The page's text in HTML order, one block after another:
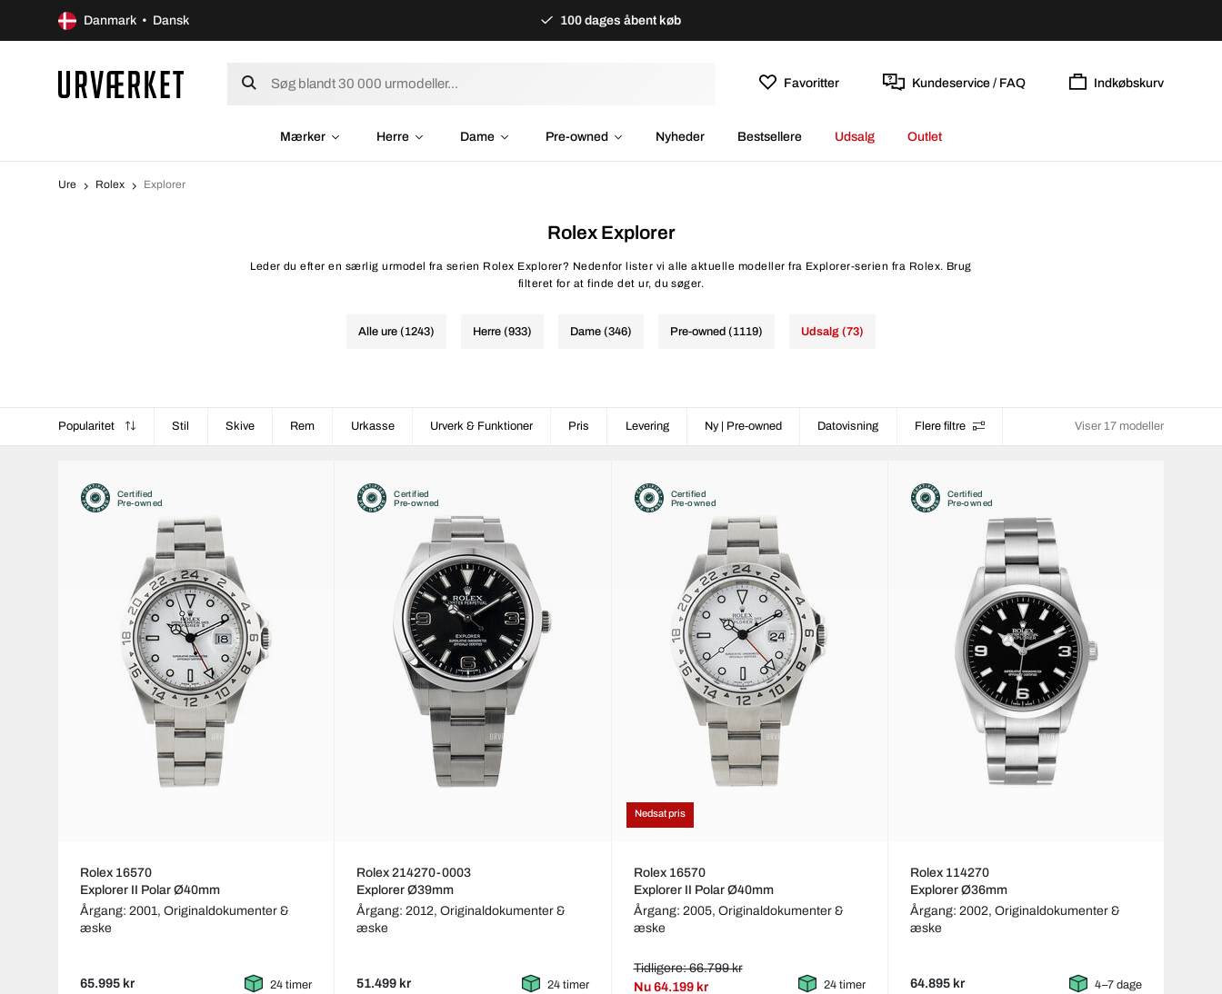
Danmark • Dansk 100 dages åbent køb
Favoritter Kundeservice / FAQ Indkøbskurv
Mærker Herre Dame Pre-owned Nyheder Bestsellere Udsalg Outlet
Ure Rolex Explorer
Rolex Explorer
Leder du efter en særlig urmodel fra serien Rolex Explorer? Nedenfor lister vi alle aktuelle modeller fra Explorer-serien fra Rolex. Brug
filteret for at finde det ur, du søger.
Alle ure (1243) Herre (933) Dame (346) Pre-owned (1119) Udsalg (73)
Popularitet Stil Skive Rem Urkasse Urverk & Funktioner Pris Levering Ny | Pre-owned Datovisning Flere filtre Viser 17 modeller
Certified
Pre-owned
Rolex 16570
Explorer II Polar Ø40mm
Årgang: 2001, Originaldokumenter &
æske
65.995 kr 24 timer
Certified
Pre-owned
Rolex 214270-0003
Explorer Ø39mm
Årgang: 2012,Originaldokumenter &
æske
51.499 kr 24 timer
Certified
Pre-owned
Nedsat pris
Rolex 16570
Explorer II Polar Ø40mm
Årgang: 2005, Originaldokumenter &
æske
Tidligere: 66.799 kr
Nu64.199 kr 24 timer
Certified
Pre-owned
Rolex 114270
Explorer Ø36mm
Årgang: 2002, Originaldokumenter &
æske
64.895 kr 4–7 dage